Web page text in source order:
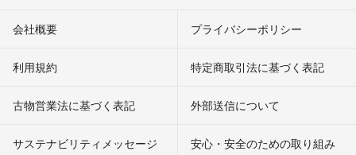
会社概要 プライバシーポリシー
利用規約 特定商取引法に基づく表記
古物営業法に基づく表記 外部送信について
サステナビリティメッセージ 安心・安全のための取り組み